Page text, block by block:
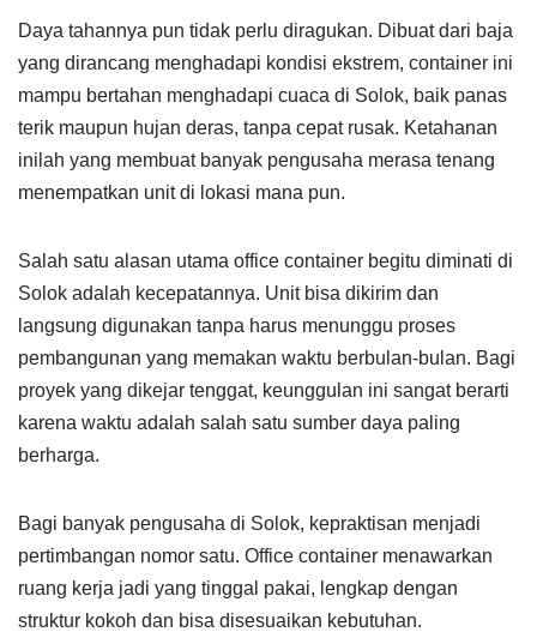
Daya tahannya pun tidak perlu diragukan. Dibuat dari baja
yang dirancang menghadapi kondisi ekstrem, container ini
mampu bertahan menghadapi cuaca di Solok, baik panas
terik maupun hujan deras, tanpa cepat rusak. Ketahanan
inilah yang membuat banyak pengusaha merasa tenang
menempatkan unit di lokasi mana pun.
Salah satu alasan utama office container begitu diminati di
Solok adalah kecepatannya. Unit bisa dikirim dan
langsung digunakan tanpa harus menunggu proses
pembangunan yang memakan waktu berbulan-bulan. Bagi
proyek yang dikejar tenggat, keunggulan ini sangat berarti
karena waktu adalah salah satu sumber daya paling
berharga.
Bagi banyak pengusaha di Solok, kepraktisan menjadi
pertimbangan nomor satu. Office container menawarkan
ruang kerja jadi yang tinggal pakai, lengkap dengan
struktur kokoh dan bisa disesuaikan kebutuhan.